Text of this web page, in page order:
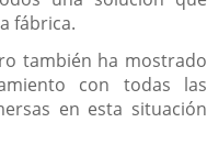
fábrica.
también ha mostrado
con todas las
en esta situación